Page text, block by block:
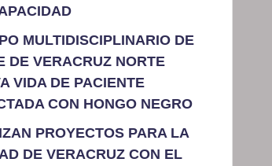
MULTIDISCIPLINARIO DE
DE VERACRUZ NORTE
VIDA DE PACIENTE
CON HONGO NEGRO
PROYECTOS PARA LA
DE VERACRUZ CON EL